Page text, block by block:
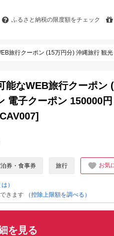
ふるさと納税の限度額をチェック
旅行 観光 ツアー トラベルクーポン 電子クーポン 150000円 沖縄市 / 株
能なWEB旅行クーポン
電子クーポン 150000
券・食事券 旅行 お気
）
きます
（控除上限額を調べる）
を見る